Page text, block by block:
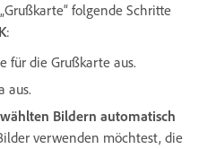
folgende Schritte
:
für die Grußkarte aus.
aus.
Bildern automatisch
verwenden möchtest, die